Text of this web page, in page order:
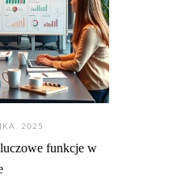
2025
funkcje w